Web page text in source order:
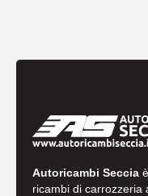
Autoricambi Seccia
ricambi di carrozzeria